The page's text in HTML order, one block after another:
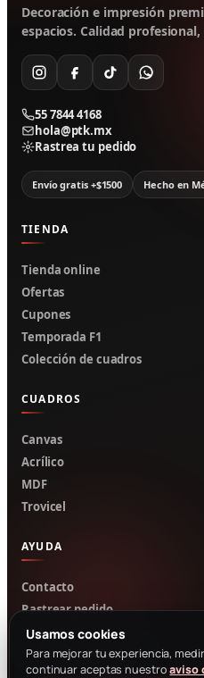
Usamos cookies
Para mejorar tu experiencia,
continuar aceptas nuestroaviso
Decoración e impresión
espacios. Calidad
55 7844 4168
hola@ptk.mx
Rastrea tu pedido
Envío gratis +$1500 Hecho en
TIENDA
Tienda online
Ofertas
Cupones
Temporada F1
Colección de cuadros
CUADROS
Canvas
Acrílico
MDF
Trovicel
AYUDA
Contacto
Rastrear pedido
Mi cuenta
Cotizar por WhatsApp